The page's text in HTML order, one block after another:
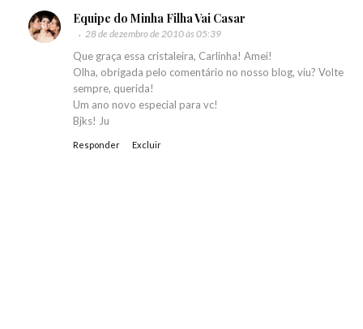
Equipe do Minha Filha Vai Casar
28 de dezembro de 2010 às 05:39
Que graça essa cristaleira, Carlinha! Amei!
Olha, obrigada pelo comentário no nosso blog, viu? Volte
sempre, querida!
Um ano novo especial para vc!
Bjks! Ju
Responder Excluir